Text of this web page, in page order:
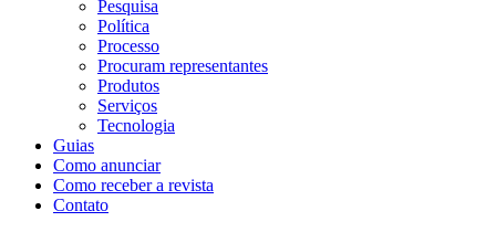
Pesquisa
Política
Processo
Procuram representantes
Produtos
Serviços
Tecnologia
Guias
Como anunciar
Como receber a revista
Contato